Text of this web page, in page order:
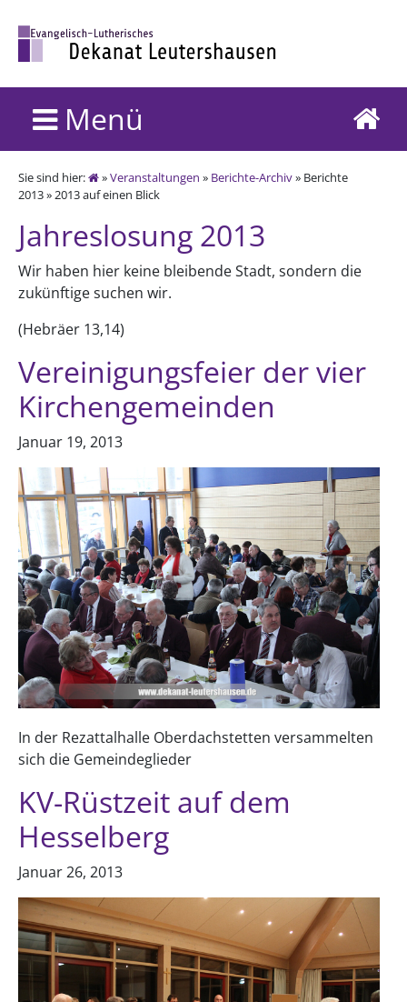
Menü
Sie sind hier: »Veranstaltungen » Berichte-Archiv» Berichte
2013 » 2013 auf einen Blick
Jahreslosung 2013
Wir haben hier keine bleibende Stadt, sondern die
zukünftige suchen wir.
(Hebräer 13,14)
Vereinigungsfeier der vier
Kirchengemeinden
Januar 19, 2013
In der Rezattalhalle Oberdachstetten versammelten
sich die Gemeindeglieder
KV-Rüstzeit auf dem
Hesselberg
Januar 26, 2013